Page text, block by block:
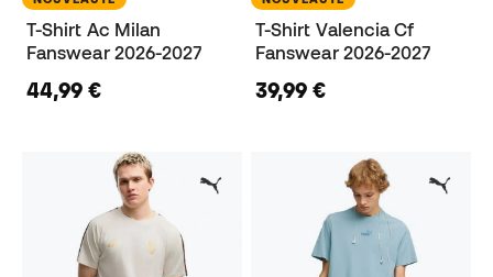
T-Shirt Ac Milan
Fanswear 2026-2027
44,99 €
T-Shirt Valencia Cf
Fanswear 2026-2027
39,99 €